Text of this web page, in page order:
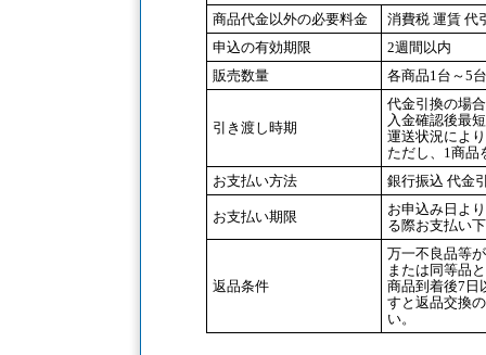
商品代金以外の必要料金
消費税 運賃 代
申込の有効期限
2週間以内
販売数量
各商品1台～5台
引き渡し時期
代金引換の場
入金確認後最
運送状況によ
ただし、1商品
お支払い方法
銀行振込 代金
お支払い期限
お申込み日よ
る際お支払い
返品条件
万一不良品等
または同等品
商品到着後7日
すと返品交換
い。